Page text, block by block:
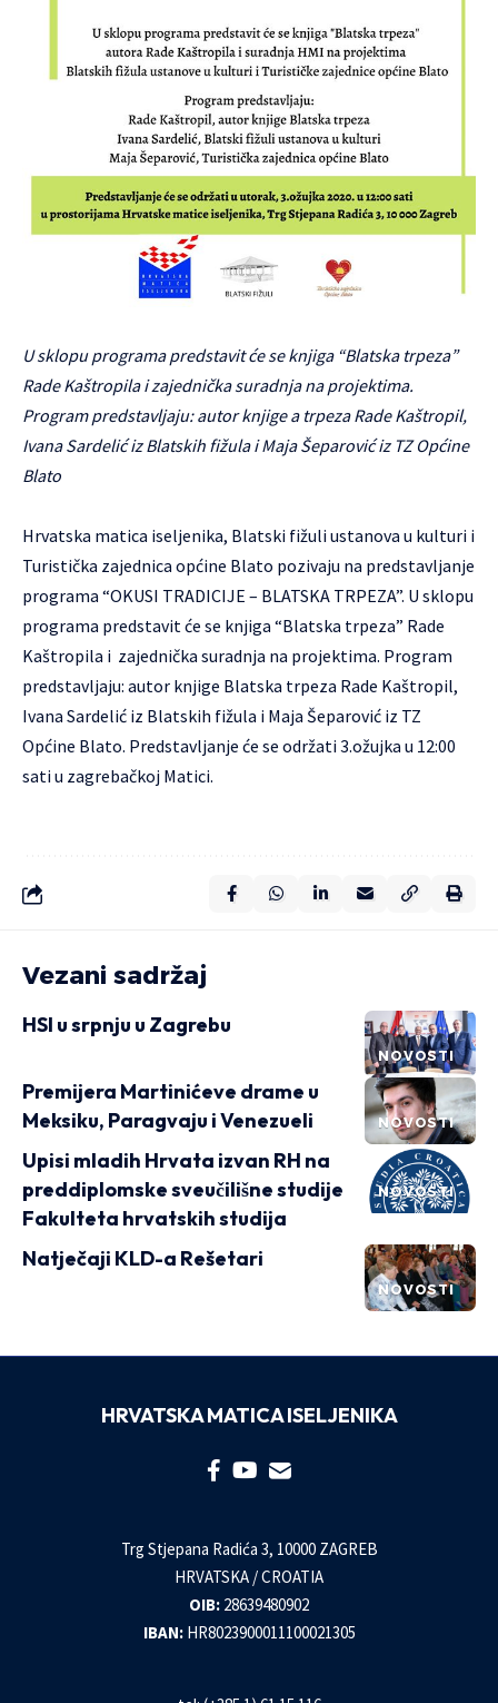
U sklopu programa predstavit će se knjiga “Blatska trpeza”
Rade Kaštropila i zajednička suradnja na projektima.
Program predstavljaju: autor knjige a trpeza Rade Kaštropil,
Ivana Sardelić iz Blatskih fižula i Maja Šeparović iz TZ Općine
Blato
Hrvatska matica iseljenika, Blatski fižuli ustanova u kulturi i
Turistička zajednica općine Blato pozivaju na predstavljanje
programa “OKUSI TRADICIJE – BLATSKA TRPEZA”. U sklopu
programa predstavit će se knjiga “Blatska trpeza” Rade
Kaštropila i zajednička suradnja na projektima. Program
predstavljaju: autor knjige Blatska trpeza Rade Kaštropil,
Ivana Sardelić iz Blatskih fižula i Maja Šeparović iz TZ
Općine Blato. Predstavljanje će se održati 3.ožujka u 12:00
sati u zagrebačkoj Matici.
Vezani sadržaj
NOVOSTI
HSI u srpnju u Zagrebu
NOVOSTI
Premijera Martinićeve drame u
Meksiku, Paragvaju i Venezueli
NOVOSTI
Upisi mladih Hrvata izvan RH na
preddiplomske sveučilišne studije
Fakulteta hrvatskih studija
NOVOSTI
Natječaji KLD-a Rešetari
HRVATSKA MATICA ISELJENIKA
Trg Stjepana Radića 3, 10000 ZAGREB
HRVATSKA / CROATIA
OIB: 28639480902
IBAN: HR8023900011100021305